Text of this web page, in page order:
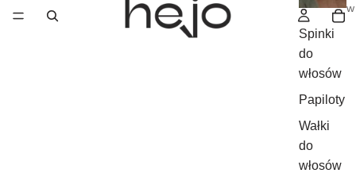
w
Spinki
do
włosów
Papiloty
Wałki
do
włosów